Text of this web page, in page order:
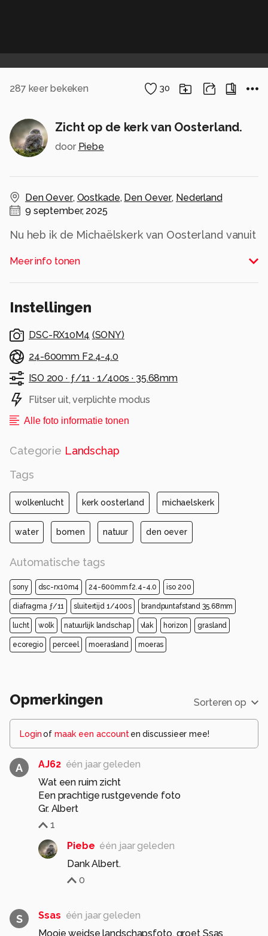
287 keer bekeken 30
Zicht op de kerk van Oosterland.
door Piebe
Den Oever, Oostkade, Den Oever, Nederland
9 september, 2025
Nu heb ik de Michaëlskerk van Oosterland vanuit
Groet Piebe
Alle rechten voorbehouden
Meer info tonen
Instellingen
DSC-RX10M4 (SONY)
24-600mm F2.4-4.0
ISO 200 · ƒ/11 · 1/400s · 35.68mm
Flitser uit, verplichte modus
Alle foto informatie tonen
Categorie Landschap
Tags
wolkenlucht kerk oosterland michaelskerk
water bomen natuur den oever
Automatische tags
sony dsc-rx10m4 24-600mm f2.4-4.0 iso 200
diafragma ƒ/11 sluitertijd 1/400s brandpuntafstand 35.68mm
lucht wolk natuurlijk landschap vlak horizon grasland
ecoregio perceel moerasland moeras
Opmerkingen Sorteren op
Loginof maak een account en discussieer mee!
A AJ62 één jaar geleden
Wat een ruim zicht
Een prachtige rustgevende foto
Gr. Albert
1
Piebe één jaar geleden
Dank Albert.
0
S Ssas één jaar geleden
Mooie weidse landschapsfoto, groet Ssas